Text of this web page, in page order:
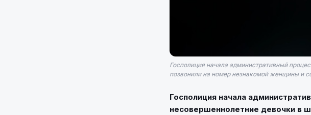
Госполиция начала административный
позвонили на номер незнакомой женщины и
Госполиция начала
несовершеннолетние девочки в